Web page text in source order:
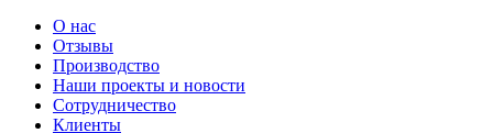
О нас
Отзывы
Производство
Наши проекты и новости
Сотрудничество
Клиенты